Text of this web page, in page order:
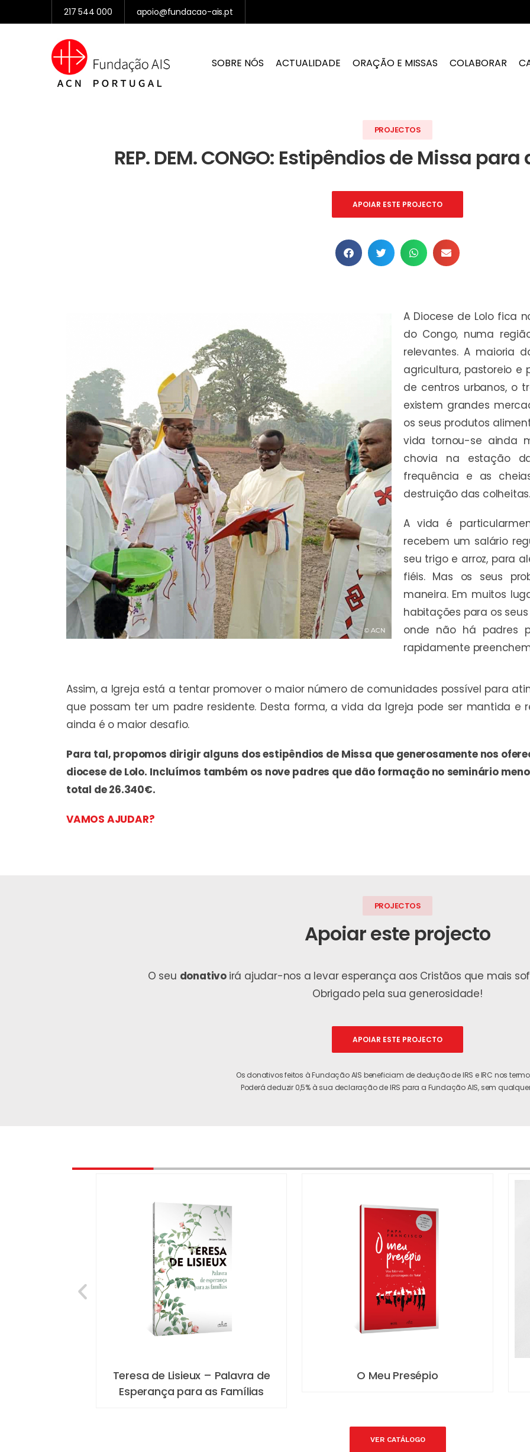
217 544 000 apoio@fundacao-ais.pt
SOBRE NÓS ACTUALIDADE ORAÇÃO E MISSAS COLABORAR
PROJECTOS
REP. DEM. CONGO: Estipêndios de Missa
APOIAR ESTE PROJECTO
A Diocese de Lolo fica
do Congo, numa
relevantes. A maioria
agricultura, pastoreio e
de centros urbanos, o
existem grandes
os seus produtos
vida tornou-se ainda
chovia na estação
frequência e as
destruição das colheitas.
A vida é
recebem um salário
seu trigo e arroz, para
fiéis. Mas os seus
maneira. Em muitos
habitações para os
onde não há padres
rapidamente
Assim, a Igreja está a tentar promover o maior número de comunidades possível para
que possam ter um padre residente. Desta forma, a vida da Igreja pode ser mantida e
ainda é o maior desafio.
Para tal, propomos dirigir alguns dos estipêndios de Missa que generosamente nos
diocese de Lolo. Incluímos também os nove padres que dão formação no seminário
total de 26.340€.
VAMOS AJUDAR?
PROJECTOS
Apoiar este projecto
O seu donativo irá ajudar-nos a levar esperança aos Cristãos que mais
Obrigado pela sua generosidade!
APOIAR ESTE PROJECTO
Os donativos feitos à Fundação AIS beneficiam de dedução de IRS e IRC nos
Poderá deduzir 0,5% à sua declaração de IRS para a Fundação AIS, sem
O Meu Presépio À Procura da Paz
VER CATÁLOGO